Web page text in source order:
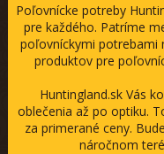
Poľovnícke potreby
pre každého. Patríme
poľovníckymi potrebami
produktov pre
Huntingland.sk Vás
oblečenia až po optiku.
za primerané ceny.
náročnom